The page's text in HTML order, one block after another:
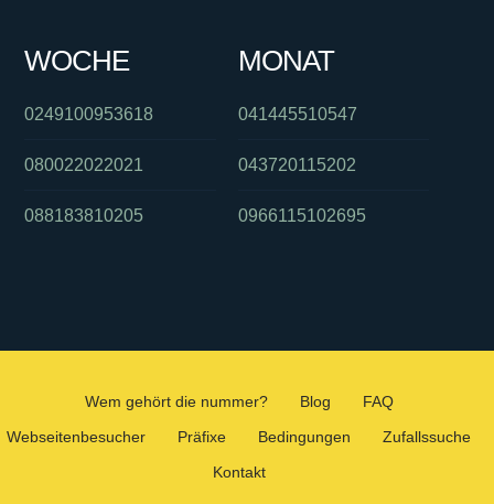
WOCHE
0249100953618
080022022021
088183810205
MONAT
041445510547
043720115202
0966115102695
Wem gehört die nummer? Blog
FAQ
Webseitenbesucher
Präfixe Bedingungen
Zufallssuche
Kontakt